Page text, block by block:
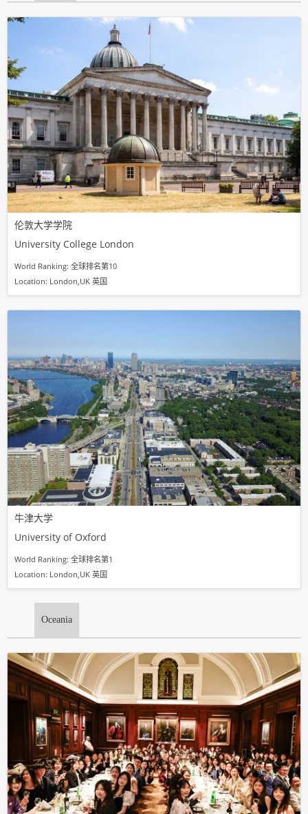
伦敦大学学院
University College London
World Ranking: 全球排名第10
Location: London,UK 英国
牛津大学
University of Oxford
World Ranking: 全球排名第1
Location: London,UK 英国
Oceania